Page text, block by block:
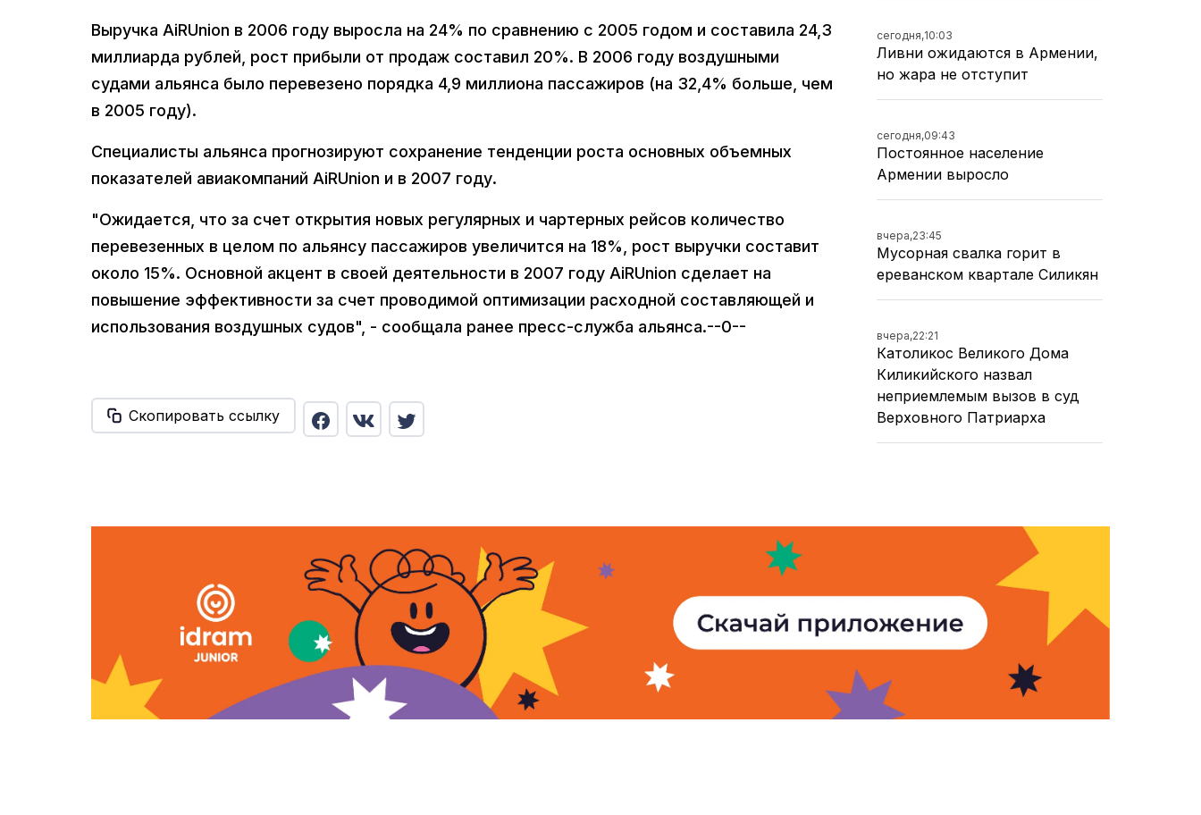
Выручка AiRUnion в 2006 году выросла на 24% по сравнению с 2005 годом и составила 24,3
миллиарда рублей, рост прибыли от продаж составил 20%. В 2006 году воздушными
судами альянса было перевезено порядка 4,9 миллиона пассажиров (на 32,4% больше, чем
в 2005 году).
Специалисты альянса прогнозируют сохранение тенденции роста основных объемных
показателей авиакомпаний AiRUnion и в 2007 году.
"Ожидается, что за счет открытия новых регулярных и чартерных рейсов количество
перевезенных в целом по альянсу пассажиров увеличится на 18%, рост выручки составит
около 15%. Основной акцент в своей деятельности в 2007 году AiRUnion сделает на
повышение эффективности за счет проводимой оптимизации расходной составляющей и
использования воздушных судов", - сообщала ранее пресс-служба альянса.--0--
Скопировать ссылку
сегодня,10:03
Ливни ожидаются в Армении,
но жара не отступит
сегодня,09:43
Постоянное население
Армении выросло
вчера,23:45
Мусорная свалка горит в
ереванском квартале Силикян
вчера,22:21
Католикос Великого Дома
Киликийского назвал
неприемлемым вызов в суд
Верховного Патриарха